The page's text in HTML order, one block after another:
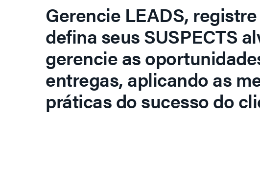
Gerencie LEADS,
defina seus SUSPECTS
gerencie as
entregas, aplicando as
práticas do sucesso do